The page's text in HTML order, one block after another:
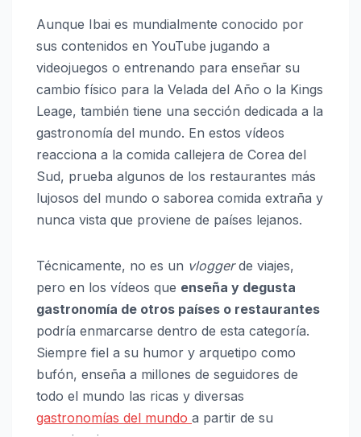
Aunque Ibai es mundialmente conocido por
sus contenidos en YouTube jugando a
videojuegos o entrenando para enseñar su
cambio físico para la Velada del Año o la Kings
Leage, también tiene una sección dedicada a la
gastronomía del mundo. En estos vídeos
reacciona a la comida callejera de Corea del
Sud, prueba algunos de los restaurantes más
lujosos del mundo o saborea comida extraña y
nunca vista que proviene de países lejanos.
Técnicamente, no es un vloggerde viajes,
pero en los vídeos que enseña y degusta
gastronomía de otros países o restaurantes
podría enmarcarse dentro de esta categoría.
Siempre fiel a su humor y arquetipo como
bufón, enseña a millones de seguidores de
todo el mundo las ricas y diversas
gastronomías del mundo a partir de su